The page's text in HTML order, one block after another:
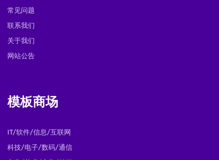
常见问题
联系我们
关于我们
网站公告
模板商场
IT/软件/信息/互联网
科技/电子/数码/通信